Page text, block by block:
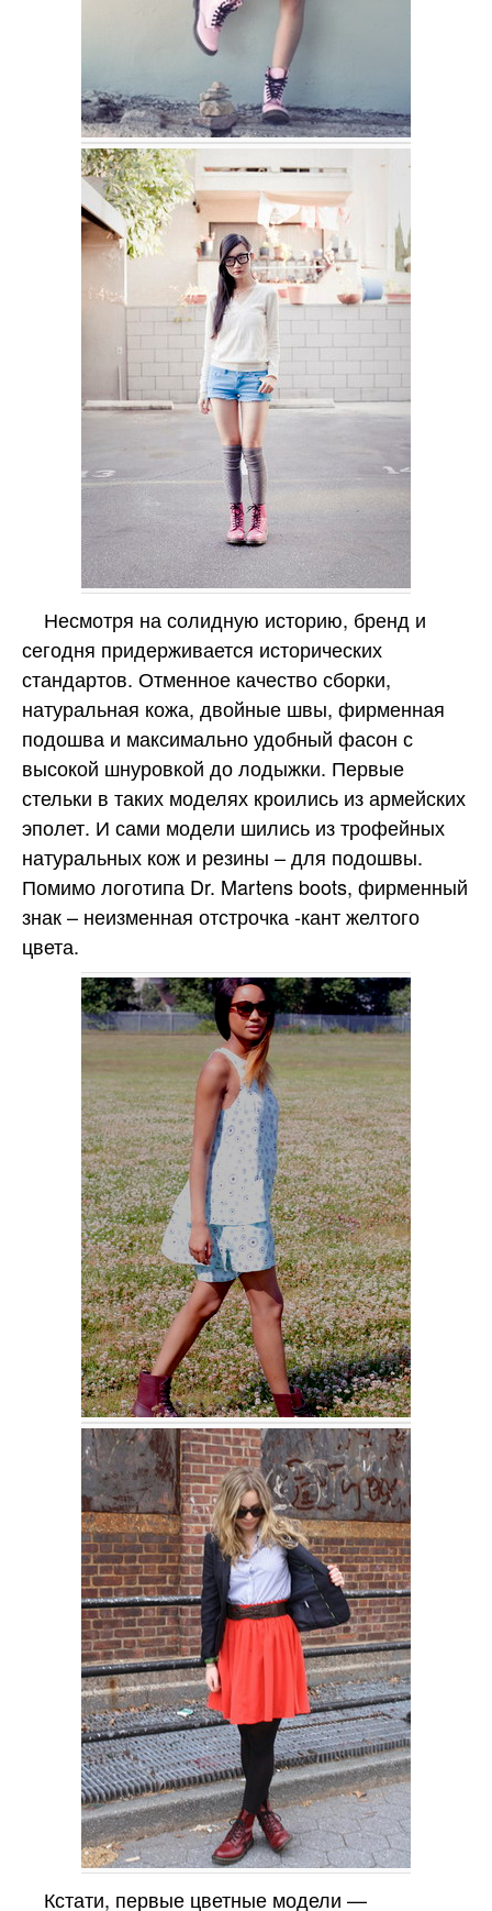
Несмотря на солидную историю, бренд и
сегодня придерживается исторических
стандартов. Отменное качество сборки,
натуральная кожа, двойные швы, фирменная
подошва и максимально удобный фасон с
высокой шнуровкой до лодыжки. Первые
стельки в таких моделях кроились из армейских
эполет. И сами модели шились из трофейных
натуральных кож и резины – для подошвы.
Помимо логотипа Dr. Martens boots, фирменный
знак – неизменная отстрочка -кант желтого
цвета.
Кстати, первые цветные модели —